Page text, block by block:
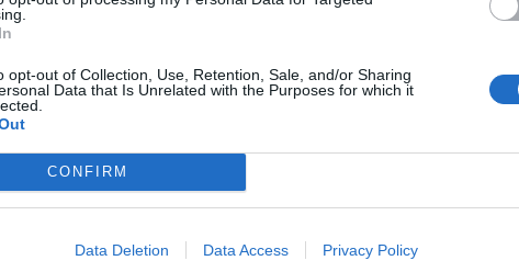
opt-out of Collection, Use, Retention, Sale, and/or Sharing
Data that Is Unrelated with the Purposes for which it
CONFIRM
Data Deletion Data Access Privacy Policy
στη Θεσσαλονίκη εχθές, Κυριακή, και
για την αποφυγή μετάδοσης και
ότι πρόκειται για εκείνον της
πολύ και επαναλαμβάνουμε την
Αν έβγαινε θετικό το pcr test για
ακριβώς, ιός είναι. Στη συνέχεια θα
για να βρούμε το ακριβές στέλεχος